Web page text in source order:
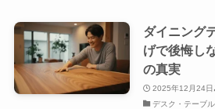
ダイニング
げで後悔し
の真実
2025年12月24日
デスク・テーブル